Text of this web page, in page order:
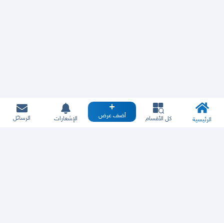
الرئيسية كل الأقسام أضف عرض الإشعارات الرسائل